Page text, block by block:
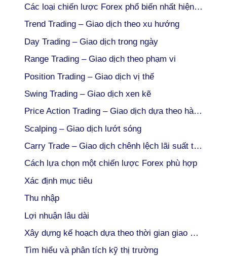
Các loại chiến lược Forex phổ biến nhất hiện nay
Trend Trading – Giao dịch theo xu hướng
Day Trading – Giao dịch trong ngày
Range Trading – Giao dịch theo phạm vi
Position Trading – Giao dịch vị thế
Swing Trading – Giao dịch xen kẽ
Price Action Trading – Giao dịch dựa theo hành động giá
Scalping – Giao dịch lướt sóng
Carry Trade – Giao dịch chênh lệch lãi suất tiền tệ
Cách lựa chọn một chiến lược Forex phù hợp
Xác định mục tiêu
Thu nhập
Lợi nhuận lâu dài
Xây dựng kế hoạch dựa theo thời gian giao dịch
Tìm hiểu và phân tích kỹ thị trường